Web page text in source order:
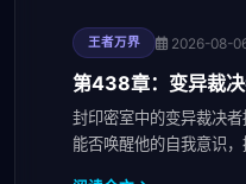
王者万界 2026-08-
第438章：变异裁
封印密室中的变异裁决
能否唤醒他的自我意识，